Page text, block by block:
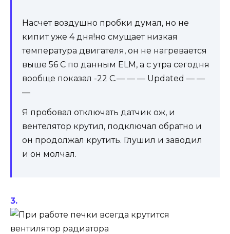
Насчет воздушно пробки думал, но не
кипит уже 4 дня!но смущает низкая
температура двигателя, он не нагревается
выше 56 С по данным ELM, а с утра сегодня
вообще показал -22 C.— — — Updated — —
—
Я пробовал отключать датчик ож, и
вентелятор крутил, подключал обратно и
он продолжал крутить. Глушил и заводил
и он молчал.